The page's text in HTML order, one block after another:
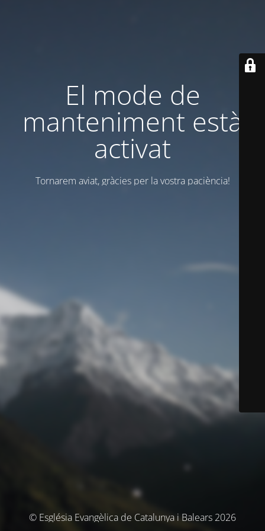
El mode de
manteniment està
activat
Tornarem aviat, gràcies per la vostra paciència!
© Església Evangèlica de Catalunya i Balears 2026